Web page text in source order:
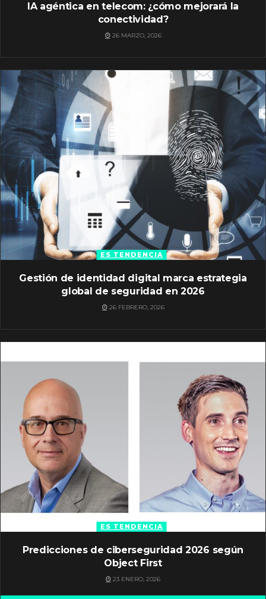
IA agéntica en telecom: ¿cómo mejorará la
conectividad?
26 MARZO, 2026
ES TENDENCIA
Gestión de identidad digital marca estrategia
global de seguridad en 2026
26 FEBRERO, 2026
ES TENDENCIA
Predicciones de ciberseguridad 2026 según
Object First
23 ENERO, 2026